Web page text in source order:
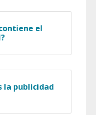
el
la publicidad